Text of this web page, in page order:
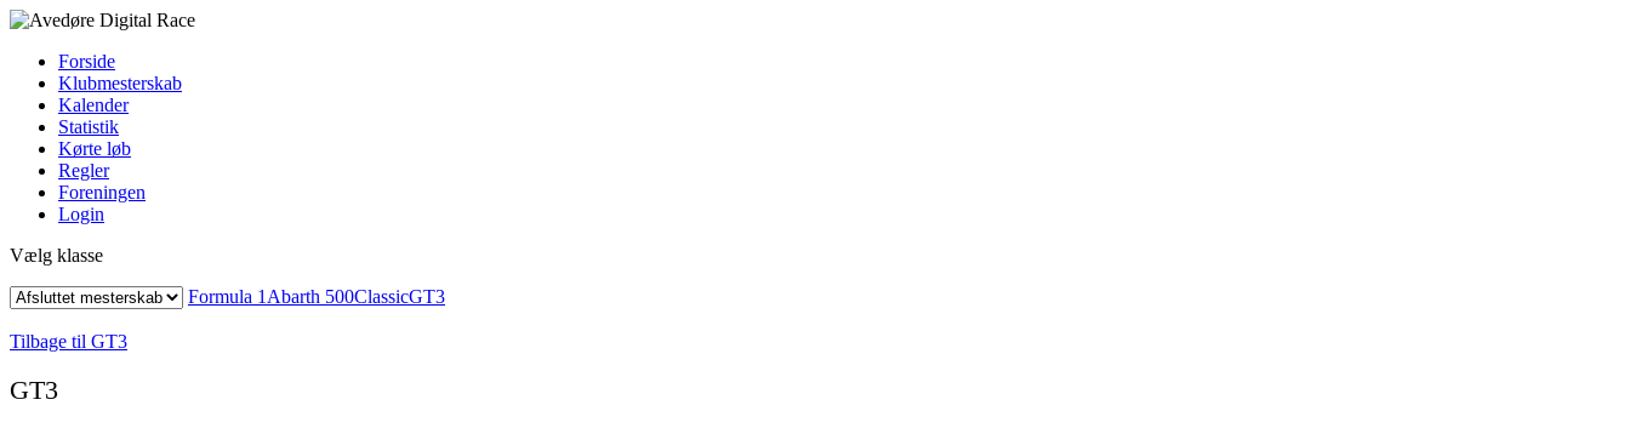
Forside
Klubmesterskab
Kalender
Statistik
Kørte løb
Regler
Foreningen
Login
Vælg klasse
Formula 1 Abarth 500ClassicGT3
Tilbage til GT3
GT3